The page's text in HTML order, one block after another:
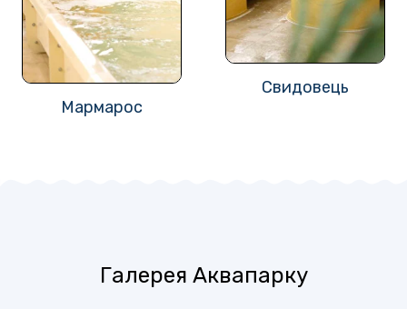
Мармарос
Свидовець
Галерея Аквапарку